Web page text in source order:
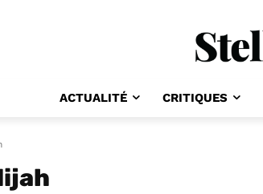
ACTUALITÉ CRITIQUES